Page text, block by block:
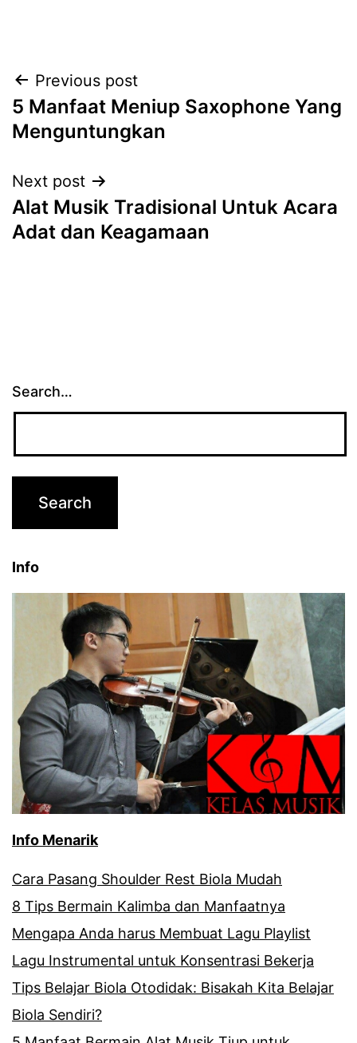
Post
navigation
Previous post
5 Manfaat Meniup Saxophone Yang
Menguntungkan
Next post
Alat Musik Tradisional Untuk Acara
Adat dan Keagamaan
Search…
Info
Info Menarik
Cara Pasang Shoulder Rest Biola Mudah
8 Tips Bermain Kalimba dan Manfaatnya
Mengapa Anda harus Membuat Lagu Playlist
Lagu Instrumental untuk Konsentrasi Bekerja
Tips Belajar Biola Otodidak: Bisakah Kita Belajar
Biola Sendiri?